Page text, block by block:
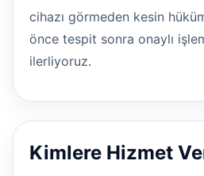
cihazı görmeden kesin
önce tespit sonra onaylı
ilerliyoruz.
Kimlere Hizmet